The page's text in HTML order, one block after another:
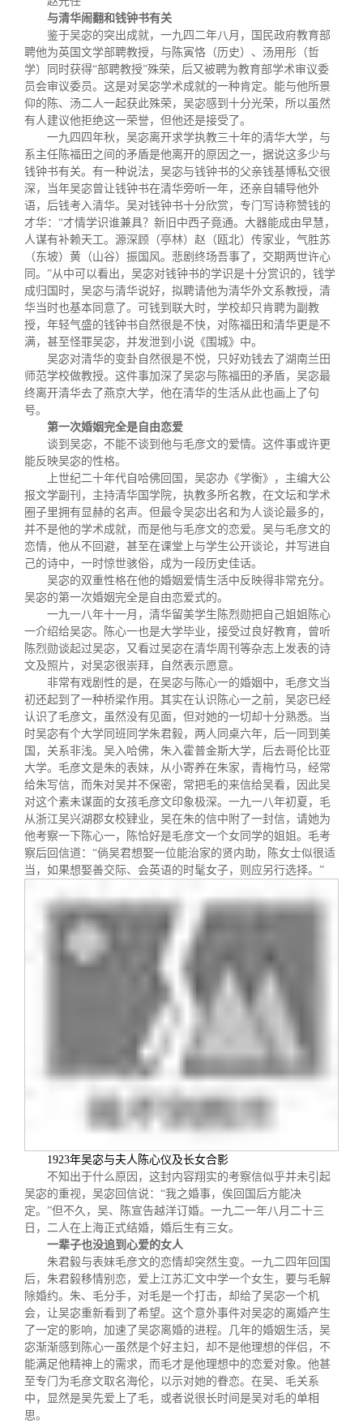
与清华闹翻和钱钟书有关
鉴于吴宓的突出成就，一九四二年八月，国民政府教育部
聘他为英国文学部聘教授，与陈寅恪（历史）、汤用彤（哲
学）同时获得“部聘教授”殊荣，后又被聘为教育部学术审议委
员会审议委员。这是对吴宓学术成就的一种肯定。能与他所景
仰的陈、汤二人一起获此殊荣，吴宓感到十分光荣，所以虽然
有人建议他拒绝这一荣誉，但他还是接受了。
一九四四年秋，吴宓离开求学执教三十年的清华大学，与
系主任陈福田之间的矛盾是他离开的原因之一，据说这多少与
钱钟书有关。有一种说法，吴宓与钱钟书的父亲钱基博私交很
深，当年吴宓曾让钱钟书在清华旁听一年，还亲自辅导他外
语，后钱考入清华。吴对钱钟书十分欣赏，专门写诗称赞钱的
才华： “才情学识谁兼具？新旧中西子竟通。大器能成由早慧，
人谋有补赖天工。源深顾（亭林）赵（瓯北）传家业，气胜苏
（东坡）黄（山谷）振国风。悲剧终场吾事了，交期两世许心
同。 ”从中可以看出，吴宓对钱钟书的学识是十分赏识的，钱学
成归国时，吴宓与清华说好，拟聘请他为清华外文系教授，清
华当时也基本同意了。可钱到联大时，学校却只肯聘为副教
授，年轻气盛的钱钟书自然很是不快，对陈福田和清华更是不
满，甚至怪罪吴宓，并发泄到小说《围城》中。
吴宓对清华的变卦自然很是不悦，只好劝钱去了湖南兰田
师范学校做教授。这件事加深了吴宓与陈福田的矛盾，吴宓最
终离开清华去了燕京大学，他在清华的生活从此也画上了句
号。
第一次婚姻完全是自由恋爱
谈到吴宓，不能不谈到他与毛彦文的爱情。这件事或许更
能反映吴宓的性格。
上世纪二十年代自哈佛回国，吴宓办《学衡》，主编大公
报文学副刊，主持清华国学院，执教多所名教，在文坛和学术
圈子里拥有显赫的名声。但最令吴宓出名和为人谈论最多的，
并不是他的学术成就，而是他与毛彦文的恋爱。吴与毛彦文的
恋情，他从不回避，甚至在课堂上与学生公开谈论，并写进自
己的诗中，一时惊世骇俗，成为一段历史佳话。
吴宓的双重性格在他的婚姻爱情生活中反映得非常充分。
吴宓的第一次婚姻完全是自由恋爱式的。
一九一八年十一月，清华留美学生陈烈勋把自己姐姐陈心
一介绍给吴宓。陈心一也是大学毕业，接受过良好教育，曾听
陈烈勋谈起过吴宓，又看过吴宓在清华周刊等杂志上发表的诗
文及照片，对吴宓很崇拜，自然表示愿意。
非常有戏剧性的是，在吴宓与陈心一的婚姻中，毛彦文当
初还起到了一种桥梁作用。其实在认识陈心一之前，吴宓已经
认识了毛彦文，虽然没有见面，但对她的一切却十分熟悉。当
时吴宓有个大学同班同学朱君毅，两人同桌六年，后一同到美
国，关系非浅。吴入哈佛，朱入霍普金斯大学，后去哥伦比亚
大学。毛彦文是朱的表妹，从小寄养在朱家，青梅竹马，经常
给朱写信，而朱对吴并不保密，常把毛的来信给吴看，因此吴
对这个素未谋面的女孩毛彦文印象极深。一九一八年初夏，毛
从浙江吴兴湖郡女校肄业，吴在朱的信中附了一封信，请她为
他考察一下陈心一，陈恰好是毛彦文一个女同学的姐姐。毛考
察后回信道： “倘吴君想娶一位能治家的贤内助，陈女士似很适
当，如果想娶善交际、会英语的时髦女子，则应另行选择。 ”
1923年吴宓与夫人陈心仪及长女合影
不知出于什么原因，这封内容翔实的考察信似乎并未引起
吴宓的重视，吴宓回信说： “我之婚事，俟回国后方能决
定。 ”但不久，吴、陈宣告越洋订婚。一九二一年八月二十三
日，二人在上海正式结婚，婚后生有三女。
一辈子也没追到心爱的女人
朱君毅与表妹毛彦文的恋情却突然生变。一九二四年回国
后，朱君毅移情别恋，爱上江苏汇文中学一个女生，要与毛解
除婚约。朱、毛分手，对毛是一个打击，却给了吴宓一个机
会，让吴宓重新看到了希望。这个意外事件对吴宓的离婚产生
了一定的影响，加速了吴宓离婚的进程。几年的婚姻生活，吴
宓渐渐感到陈心一虽然是个好主妇，却不是他理想的伴侣，不
能满足他精神上的需求，而毛才是他理想中的恋爱对象。他甚
至专门为毛彦文取名海伦，以示对她的眷恋。在吴、毛关系
中，显然是吴先爱上了毛，或者说很长时间是吴对毛的单相
思。